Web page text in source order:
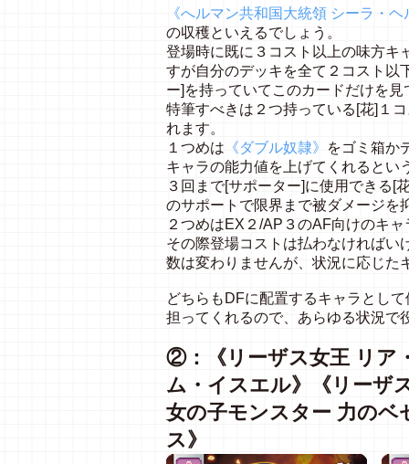
《へルマン共和国大統領 シーラ・ヘ
の収穫といえるでしょう。
登場時に既に３コスト以上の味方キ
すが自分のデッキを全て２コスト以
ー]を持っていてこのカードだけを
特筆すべきは２つ持っている[花]１
れます。
１つめは 《ダブル奴隷》
をゴミ箱か
キャラの能力値を上げてくれるとい
３回まで[サポーター]に使用できる[
のサポートで限界まで被ダメージを
２つめはEX２/AP３のAF向けのキ
その際登場コストは払わなければい
数は変わりませんが、状況に応じた
どちらもDFに配置するキャラとし
担ってくれるので、あらゆる状況で
②：《リーザス女王 リア
ム・イスエル》《リーザ
女の子モンスター 力のベ
ス》